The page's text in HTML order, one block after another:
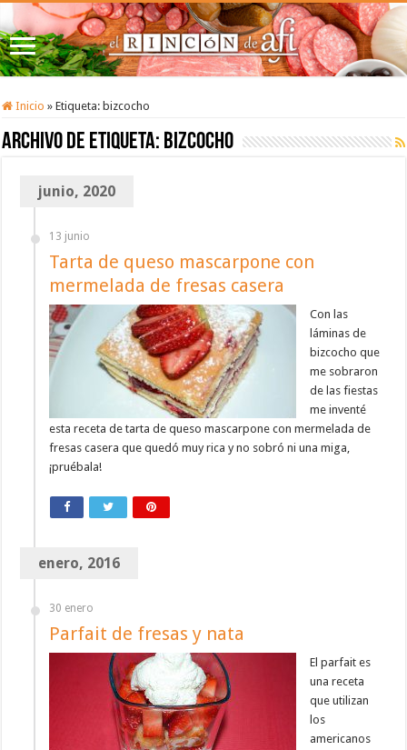
Inicio » Etiqueta: bizcocho
Archivo de etiqueta: bizcocho
junio, 2020
13 junio
Tarta de queso mascarpone con
mermelada de fresas casera
Con las
láminas de
bizcocho que
me sobraron
de las fiestas
me inventé
esta receta de tarta de queso mascarpone con mermelada de
fresas casera que quedó muy rica y no sobró ni una miga,
¡pruébala!
enero, 2016
30 enero
Parfait de fresas y nata
El parfait es
una receta
que utilizan
los
americanos